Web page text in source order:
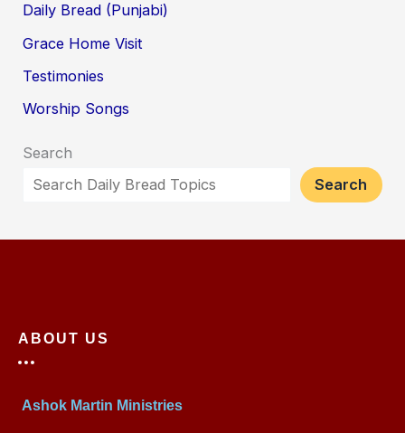
Daily Bread (Punjabi)
Grace Home Visit
Testimonies
Worship Songs
Search
Search
ABOUT US
Ashok Martin Ministries